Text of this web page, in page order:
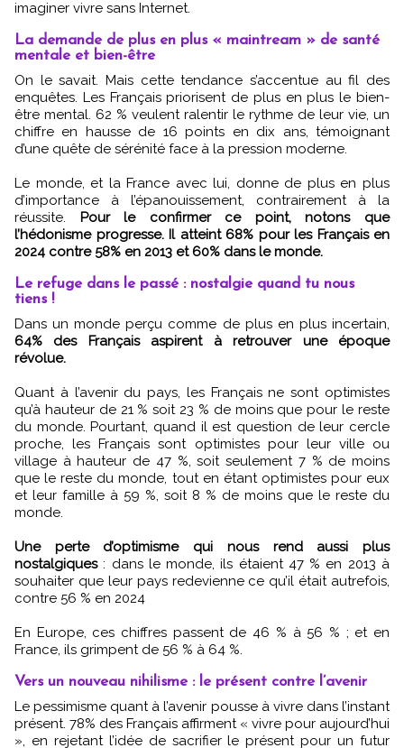
imaginer vivre sans Internet.
La demande de plus en plus « maintream » de santé
mentale et bien-être
On le savait. Mais cette tendance s’accentue au fil des
enquêtes. Les Français priorisent de plus en plus le bien-
être mental. 62 % veulent ralentir le rythme de leur vie, un
chiffre en hausse de 16 points en dix ans, témoignant
d’une quête de sérénité face à la pression moderne.
Le monde, et la France avec lui, donne de plus en plus
d’importance à l’épanouissement, contrairement à la
réussite. Pour le confirmer ce point, notons que
l’hédonisme progresse. Il atteint 68% pour les Français en
2024 contre 58% en 2013 et 60% dans le monde.
Le refuge dans le passé : nostalgie quand tu nous
tiens !
Dans un monde perçu comme de plus en plus incertain,
64% des Français aspirent à retrouver une époque
révolue.
Quant à l’avenir du pays, les Français ne sont optimistes
qu’à hauteur de 21 % soit 23 % de moins que pour le reste
du monde. Pourtant, quand il est question de leur cercle
proche, les Français sont optimistes pour leur ville ou
village à hauteur de 47 %, soit seulement 7 % de moins
que le reste du monde, tout en étant optimistes pour eux
et leur famille à 59 %, soit 8 % de moins que le reste du
monde.
Une perte d’optimisme qui nous rend aussi plus
nostalgiques: dans le monde, ils étaient 47 % en 2013 à
souhaiter que leur pays redevienne ce qu’il était autrefois,
contre 56 % en 2024
En Europe, ces chiffres passent de 46 % à 56 % ; et en
France, ils grimpent de 56 % à 64 %.
Vers un nouveau nihilisme : le présent contre l’avenir
Le pessimisme quant à l’avenir pousse à vivre dans l’instant
présent. 78% des Français affirment « vivre pour aujourd’hui
», en rejetant l’idée de sacrifier le présent pour un futur